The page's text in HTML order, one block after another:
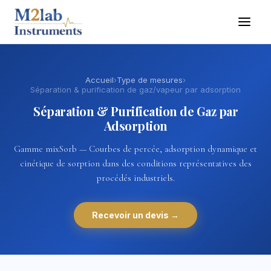
Accueil›Type de mesures›
Séparation & purification de gaz/vapeur par adsorption
Séparation & Purification de Gaz par
Adsorption
Gamme mixSorb — Courbes de percée, adsorption dynamique et
cinétique de sorption dans des conditions représentatives des
procédés industriels.
Recevoir un devis →